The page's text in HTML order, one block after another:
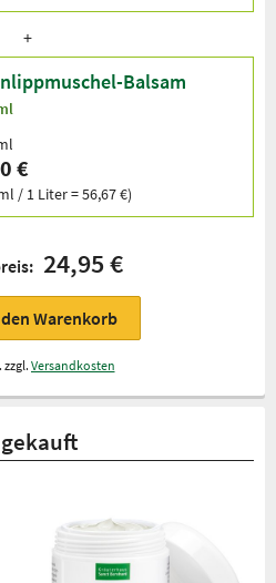
Balsam
€
/ 1 Liter = 56,67 €)
24,95 €
Warenkorb
zzgl. Versandkosten